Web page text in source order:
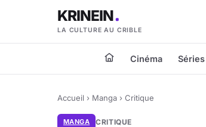
KRINEIN
LA CULTURE AU CRIBLE
Cinéma Séries
Accueil › Manga › Critique
MANGA CRITIQUE